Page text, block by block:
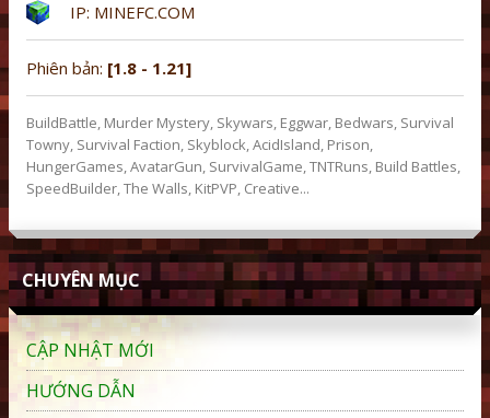
IP: MINEFC.COM
Phiên bản: [1.8 - 1.21]
BuildBattle, Murder Mystery, Skywars, Eggwar, Bedwars, Survival
Towny, Survival Faction, Skyblock, AcidIsland, Prison,
HungerGames, AvatarGun, SurvivalGame, TNTRuns, Build Battles,
SpeedBuilder, The Walls, KitPVP, Creative...
CHUYÊN MỤC
CẬP NHẬT MỚI
HƯỚNG DẪN